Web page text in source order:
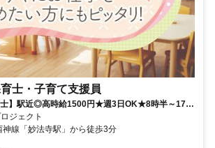
士・子育て支援員
士】駅近◎高時給1500円★週3日OK★8時半～17時
お仕事♪
ジェクト
神線「妙法寺駅」から徒歩3分